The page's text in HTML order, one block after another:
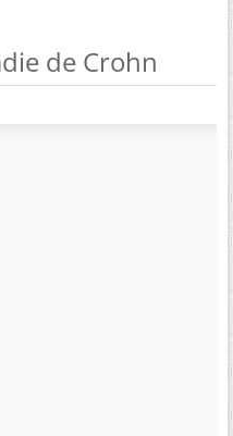
de Crohn